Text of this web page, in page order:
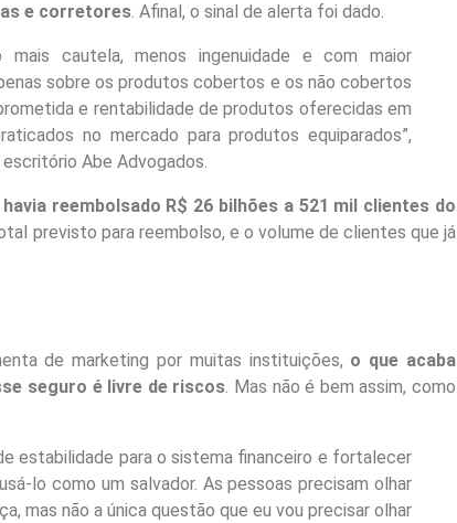
e corretores. Afinal, o sinal de alerta foi dado.
cautela, menos ingenuidade e com maior
sobre os produtos cobertos e os não cobertos
e rentabilidade de produtos oferecidas em
no mercado para produtos equiparados”,
Abe Advogados.
havia reembolsado R$ 26 bilhões a 521 mil clientes do
previsto para reembolso, e o volume de clientes que já
de marketing por muitas instituições, o que acaba
seguro é livre de riscos. Mas não é bem assim, como
estabilidade para o sistema financeiro e fortalecer
lo como um salvador. As pessoas precisam olhar
mas não a única questão que eu vou precisar olhar